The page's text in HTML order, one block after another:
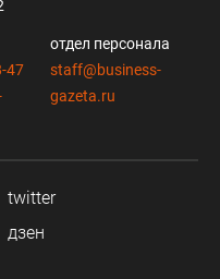
47
отдел персонала
staff@business-
gazeta.ru
twitter
дзен